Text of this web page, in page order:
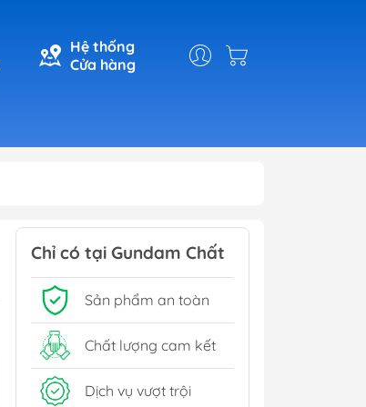
Hệ thống
Cửa hàng
Chỉ có tại Gundam Chất
Sản phẩm an toàn
Chất lượng cam kết
Dịch vụ vượt trội